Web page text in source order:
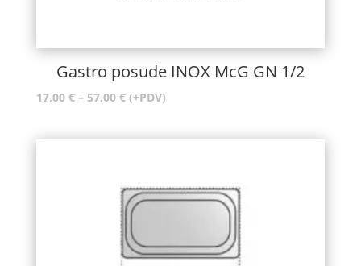
Gastro posude INOX McG GN 1/2
17,00 € – 57,00 €Raspon
57,00 €
(+PDV)